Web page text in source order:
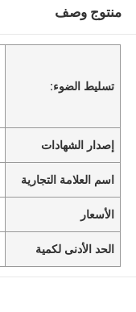
منتوج وصف
تسليط الضوء:
إصدار الشهادات
اسم العلامة التجارية
الأسعار
الحد الأدنى لكمية